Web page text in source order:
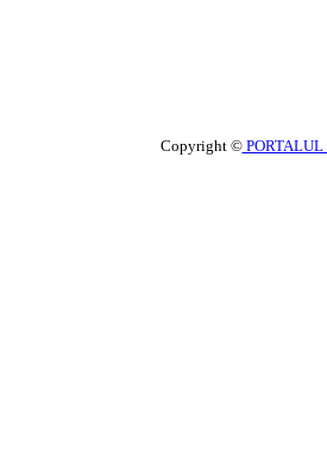
Copyright ©PORTALUL